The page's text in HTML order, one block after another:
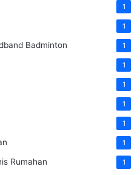
1
1
Badminton 1
1
1
1
1
1
Rumahan 1